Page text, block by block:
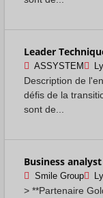
Leader
ASSYSTEM
Description de
défis de la
sont de...
Business
Smile Group
> **Partenaire